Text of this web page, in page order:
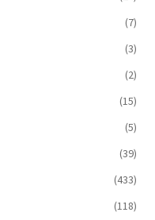
(7)
(3)
(2)
(15)
(5)
(39)
(433)
(118)